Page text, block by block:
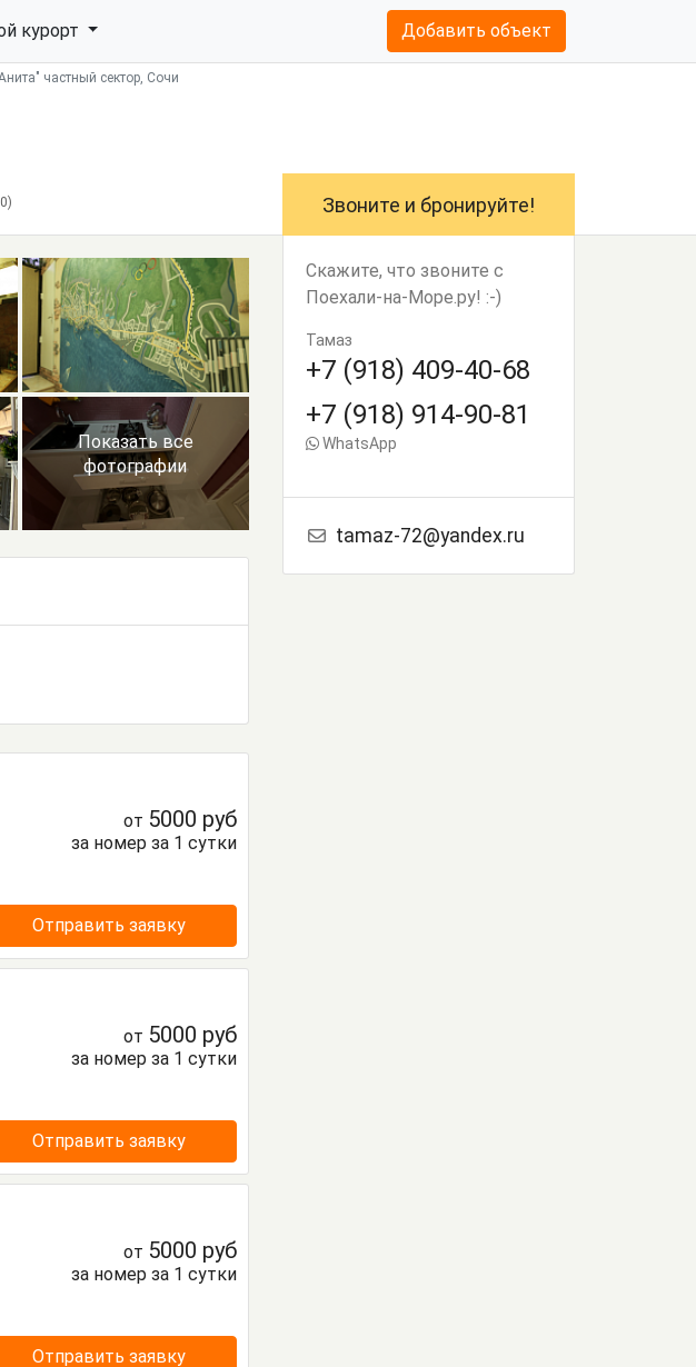
курорт Добавить объект
частный сектор, Сочи
0)
Показать все
фотографии
от 5000 руб
за номер за 1 сутки
Отправить заявку
Посуда
от 5000 руб
за номер за 1 сутки
Отправить заявку
от 5000 руб
за номер за 1 сутки
Отправить заявку
Звоните и бронируйте!
Скажите, что звоните с
Поехали-на-Море.ру! :-)
Тамаз
+7 (918) 409-40-68
+7 (918) 914-90-81
WhatsApp
tamaz-72@yandex.ru